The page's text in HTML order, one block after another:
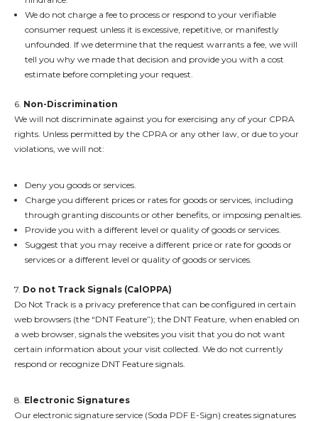
We do not charge a fee to process or respond to your verifiable
consumer request unless it is excessive, repetitive, or manifestly
unfounded. If we determine that the request warrants a fee, we will
tell you why we made that decision and provide you with a cost
estimate before completing your request.
6. Non-Discrimination
We will not discriminate against you for exercising any of your CPRA
rights. Unless permitted by the CPRA or any other law, or due to your
violations, we will not:
Deny you goods or services.
Charge you different prices or rates for goods or services, including
through granting discounts or other benefits, or imposing penalties.
Provide you with a different level or quality of goods or services.
Suggest that you may receive a different price or rate for goods or
services or a different level or quality of goods or services.
7. Do not Track Signals (CalOPPA)
Do Not Track is a privacy preference that can be configured in certain
web browsers (the “DNT Feature”); the DNT Feature, when enabled on
a web browser, signals the websites you visit that you do not want
certain information about your visit collected. We do not currently
respond or recognize DNT Feature signals.
8. Electronic Signatures
Our electronic signature service (Soda PDF E-Sign) creates signatures